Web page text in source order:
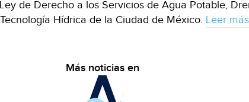
de Derecho a los Servicios de Agua Potable,
Hídrica de la Ciudad de México. Leer más
Más noticias en